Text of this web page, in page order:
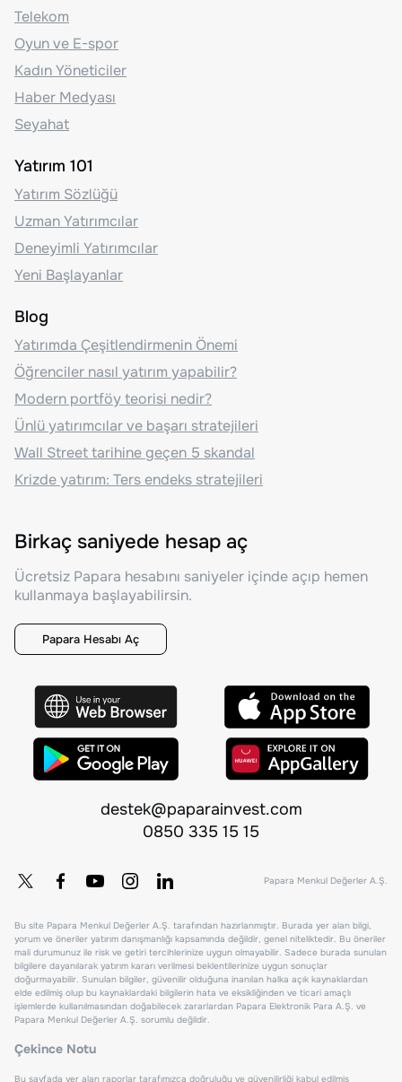
Telekom
Oyun ve E-spor
Kadın Yöneticiler
Haber Medyası
Seyahat
Yatırım 101
Yatırım Sözlüğü
Uzman Yatırımcılar
Deneyimli Yatırımcılar
Yeni Başlayanlar
Blog
Yatırımda Çeşitlendirmenin Önemi
Öğrenciler nasıl yatırım yapabilir?
Modern portföy teorisi nedir?
Ünlü yatırımcılar ve başarı stratejileri
Wall Street tarihine geçen 5 skandal
Krizde yatırım: Ters endeks stratejileri
Birkaç saniyede hesap aç
Ücretsiz Papara hesabını saniyeler içinde açıp hemen
kullanmaya başlayabilirsin.
Papara Hesabı Aç
destek@paparainvest.com
0850 335 15 15
Papara Menkul Değerler A.Ş.
Bu site Papara Menkul Değerler A.Ş. tarafından hazırlanmıştır. Burada yer alan bilgi,
yorum ve öneriler yatırım danışmanlığı kapsamında değildir, genel niteliktedir. Bu öneriler
mali durumunuz ile risk ve getiri tercihlerinize uygun olmayabilir. Sadece burada sunulan
bilgilere dayanılarak yatırım kararı verilmesi beklentilerinize uygun sonuçlar
doğurmayabilir. Sunulan bilgiler, güvenilir olduğuna inanılan halka açık kaynaklardan
elde edilmiş olup bu kaynaklardaki bilgilerin hata ve eksikliğinden ve ticari amaçlı
işlemlerde kullanılmasından doğabilecek zararlardan Papara Elektronik Para A.Ş. ve
Papara Menkul Değerler A.Ş. sorumlu değildir.
Çekince Notu
Bu sayfada yer alan raporlar tarafımızca doğruluğu ve güvenilirliği kabul edilmiş